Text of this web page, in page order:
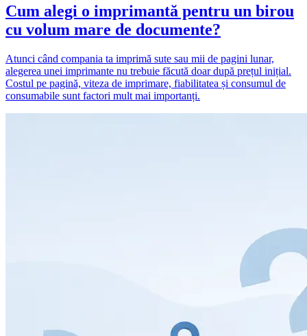
Cum alegi o imprimantă pentru un birou
cu volum mare de documente?
Atunci când compania ta imprimă sute sau mii de pagini lunar,
alegerea unei imprimante nu trebuie făcută doar după prețul inițial.
Costul pe pagină, viteza de imprimare, fiabilitatea și consumul de
consumabile sunt factori mult mai importanți.